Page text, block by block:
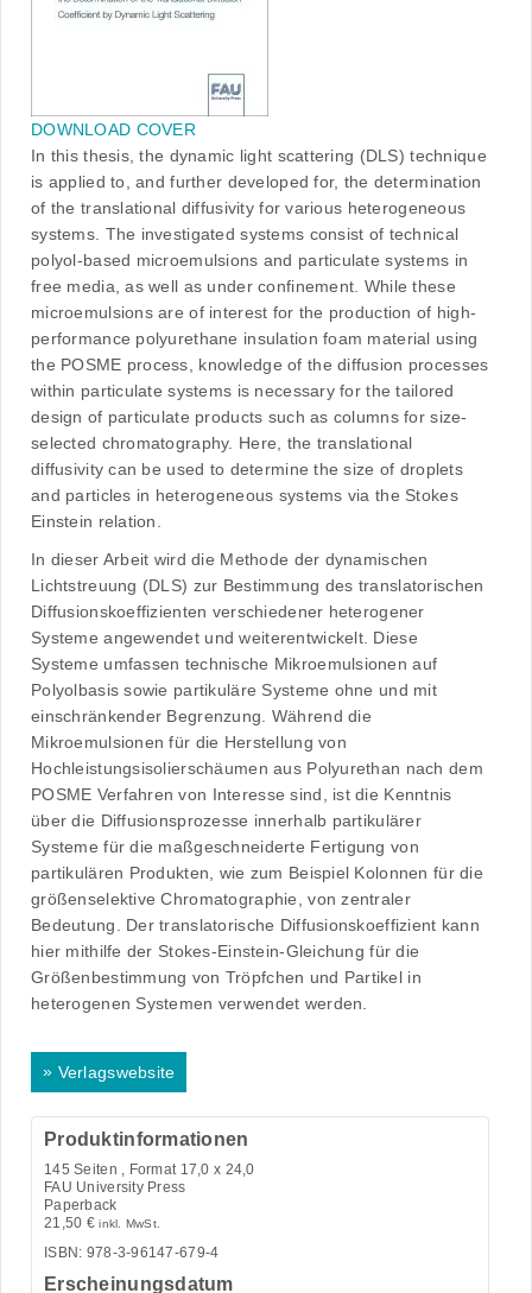
DOWNLOAD COVER
In this thesis, the dynamic light scattering (DLS) technique
is applied to, and further developed for, the determination
of the translational diffusivity for various heterogeneous
systems. The investigated systems consist of technical
polyol-based microemulsions and particulate systems in
free media, as well as under confinement. While these
microemulsions are of interest for the production of high-
performance polyurethane insulation foam material using
the POSME process, knowledge of the diffusion processes
within particulate systems is necessary for the tailored
design of particulate products such as columns for size-
selected chromatography. Here, the translational
diffusivity can be used to determine the size of droplets
and particles in heterogeneous systems via the Stokes
Einstein relation.
In dieser Arbeit wird die Methode der dynamischen
Lichtstreuung (DLS) zur Bestimmung des translatorischen
Diffusionskoeffizienten verschiedener heterogener
Systeme angewendet und weiterentwickelt. Diese
Systeme umfassen technische Mikroemulsionen auf
Polyolbasis sowie partikuläre Systeme ohne und mit
einschränkender Begrenzung. Während die
Mikroemulsionen für die Herstellung von
Hochleistungsisolierschäumen aus Polyurethan nach dem
POSME Verfahren von Interesse sind, ist die Kenntnis
über die Diffusionsprozesse innerhalb partikulärer
Systeme für die maßgeschneiderte Fertigung von
partikulären Produkten, wie zum Beispiel Kolonnen für die
größenselektive Chromatographie, von zentraler
Bedeutung. Der translatorische Diffusionskoeffizient kann
hier mithilfe der Stokes-Einstein-Gleichung für die
Größenbestimmung von Tröpfchen und Partikel in
heterogenen Systemen verwendet werden.
» Verlagswebsite
Produktinformationen
145 Seiten , Format 17,0 x 24,0
FAU University Press
Paperback
21,50 € inkl. MwSt.
ISBN: 978-3-96147-679-4
Erscheinungsdatum